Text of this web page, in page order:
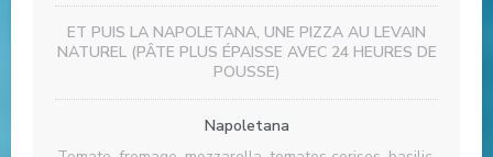
ET PUIS LA NAPOLETANA, UNE PIZZA AU LEVAIN
NATUREL (PÂTE PLUS ÉPAISSE AVEC 24 HEURES DE
POUSSE)
Napoletana